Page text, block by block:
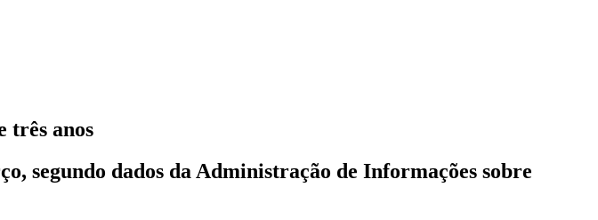
três anos
segundo dados da Administração de Informações sobre